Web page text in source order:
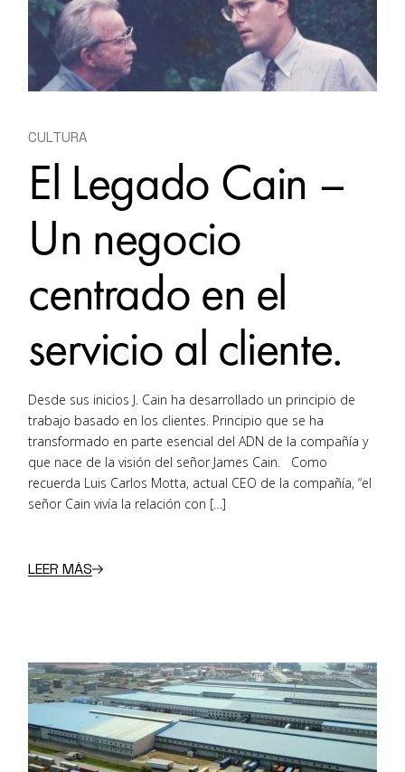
CULTURA
El Legado Cain –
Un negocio
centrado en el
servicio al cliente.
Desde sus inicios J. Cain ha desarrollado un principio de
trabajo basado en los clientes. Principio que se ha
transformado en parte esencial del ADN de la compañía y
que nace de la visión del señor James Cain. Como
recuerda Luis Carlos Motta, actual CEO de la compañía, “el
señor Cain vivía la relación con […]
LEER MÁS